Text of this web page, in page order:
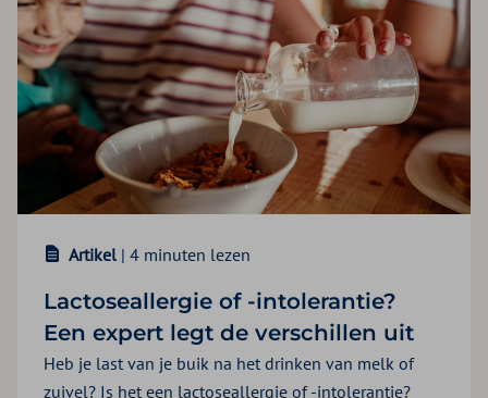
Artikel | 4 minuten lezen
Lactoseallergie of -intolerantie?
Een expert legt de verschillen uit
Heb je last van je buik na het drinken van melk of
zuivel? Is het een lactoseallergie of -intolerantie?